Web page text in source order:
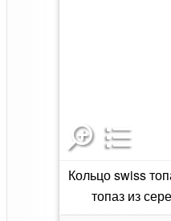
Кольцо swiss
топаз из